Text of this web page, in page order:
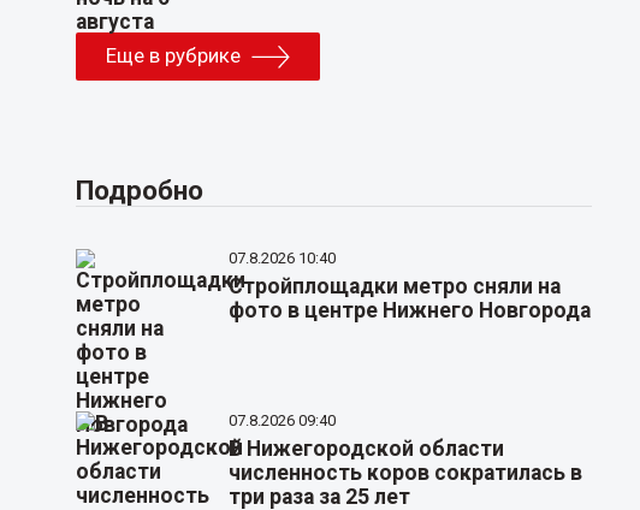
Еще в рубрике
Подробно
07.8.2026 10:40
Стройплощадки метро сняли на
фото в центре Нижнего Новгорода
07.8.2026 09:40
В Нижегородской области
численность коров сократилась в
три раза за 25 лет